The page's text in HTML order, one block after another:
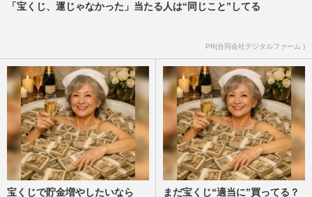
「宝くじ、運じゃなかった」当たる人は“同じこと”してる
PR(合同会社デジタルファーム )
宝くじで貯金増やしたいなら
まだ宝くじ“適当に”買ってる？